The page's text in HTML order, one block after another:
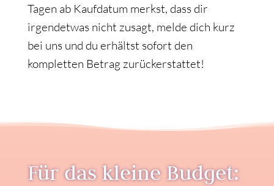
Tagen ab Kaufdatum merkst, dass dir
irgendetwas nicht zusagt, melde dich kurz
bei uns und du erhältst sofort den
kompletten Betrag zurückerstattet!
Für das kleine Budget: